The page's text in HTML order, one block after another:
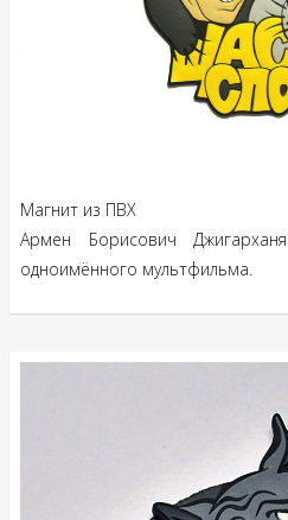
Магнит из ПВХ
Армен Борисович
одноимённого мультфильма.